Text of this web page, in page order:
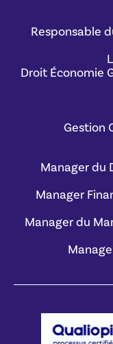
Responsable
Droit Économie
Gestion
Manager du
Manager
Manager du